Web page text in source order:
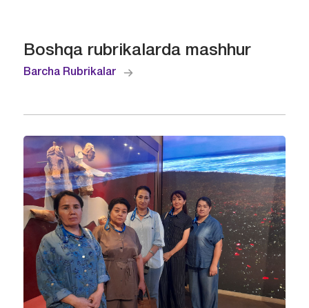
Boshqa rubrikalarda mashhur
Barcha Rubrikalar